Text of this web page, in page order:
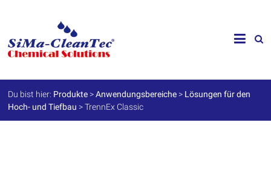
SiMa-
Cleantec
GmbH
Spezialprodukte
für
Du bist hier: Produkte >Anwendungsbereiche > Lösungen für den
Hoch- und Tiefbau >TrennEx Classic